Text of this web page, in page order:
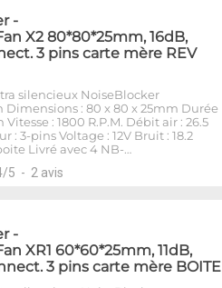
-
X2 80*80*25mm, 16dB,
3 pins carte mère REV
silencieux NoiseBlocker
Dimensions : 80 x 80 x 25mm Durée
: 1800 R.P.M. Débit air : 26.5
: 3-pins Voltage : 12V Bruit : 18.2
Livré avec 4 NB-…
/5 - 2 avis
-
XR1 60*60*25mm, 11dB,
3 pins carte mère BOITE